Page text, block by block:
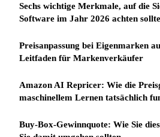
Sechs wichtige Merkmale, auf die
Software im Jahr 2026 achten
Preisanpassung bei Eigenmarken
Leitfaden für Markenverkäufer
Amazon AI Repricer: Wie die
maschinellem Lernen tatsächlich
Buy-Box-Gewinnquote: Wie Sie